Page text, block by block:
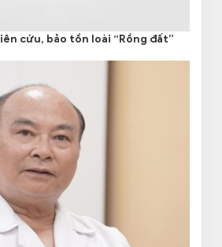
cứu, bảo tồn loài “Rồng đất”